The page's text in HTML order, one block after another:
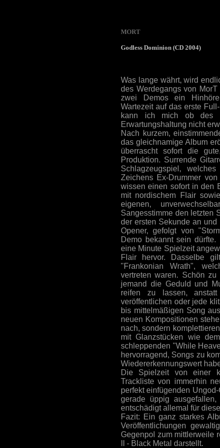
MORT
Godless Dominion (CD 2004)
Was lange währt, wird
des Werdegangs von
zwei Demos ein
Wartezeit auf das erste
kann ich mich ob des
Erwartungshaltung nicht
Nach kurzem,
das gleichnamige Album
überrascht sofort die
Produktion. Surrende
Schlagzeugspiel,
Zeichens Ex-Drummer
wissen einen sofort in den
mit nordischem Flair
eigenen,
Sangesstimme den letzten
der ersten Sekunde an
Opener, gefolgt von
Demo bekannt sein
eine Minute Spielzeit
Flair hervor. Dasselbe
"Frankonian Wrath",
vertreten waren. Schön
jemand die Geduld und
reifen zu lassen,
veröffentlichen oder jede
bis mittelmäßigen Song
neuen Kompositionen
nach, sondern
mit Glanzstücken wie
schleppenden "While
hervorragend, Songs zu
Wiedererkennungswert
Die Spielzeit von einer
Trackliste von immerhin
perfekt einfügenden
gerade üppig
entschädigt allemal für
Fazit: Ein ganz starkes
Veröffentlichungen
Gegenpol zum mittlerweile
II - Black Metal darstellt.